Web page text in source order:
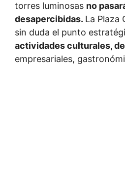
torres luminosas no
desapercibidas. La Plaza
sin duda el punto
actividades culturales,
empresariales,